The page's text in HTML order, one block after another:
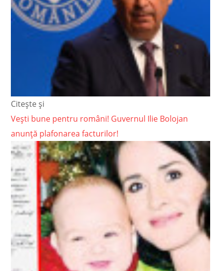
Citește și
Vești bune pentru români! Guvernul Ilie Bolojan
anunță plafonarea facturilor!